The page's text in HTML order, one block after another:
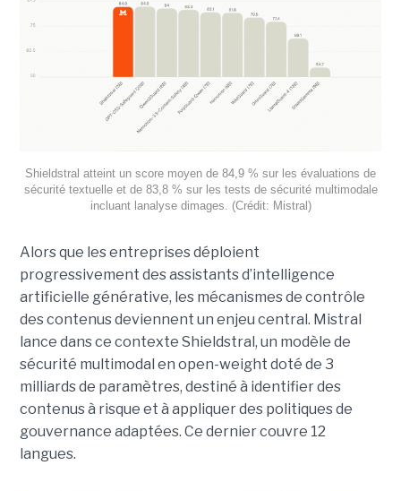
Shieldstral atteint un score moyen de 84,9 % sur les évaluations de
sécurité textuelle et de 83,8 % sur les tests de sécurité multimodale
incluant lanalyse dimages. (Crédit: Mistral)
Alors que les entreprises déploient
progressivement des assistants d’intelligence
artificielle générative, les mécanismes de contrôle
des contenus deviennent un enjeu central. Mistral
lance dans ce contexte Shieldstral, un modèle de
sécurité multimodal en open-weight doté de 3
milliards de paramètres, destiné à identifier des
contenus à risque et à appliquer des politiques de
gouvernance adaptées. Ce derniercouvre 12
langues.